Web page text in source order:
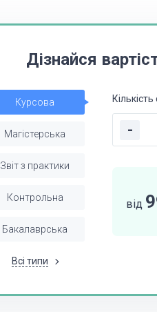
Дізнайся
Курсова
Магістерська
Звіт з практики
Контрольна
Бакалаврська
Всі типи
-
від